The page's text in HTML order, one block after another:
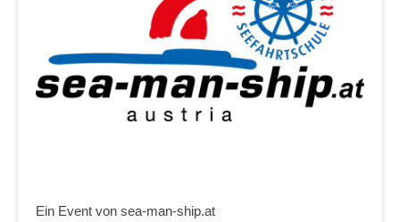
Ein Event von sea-man-ship.at